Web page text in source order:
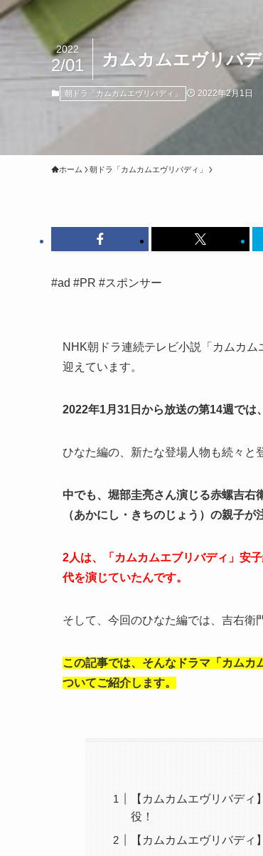
カムカムエヴリバ
2022
2/01
朝ドラ「カムカムエヴリバディ」 2022年2月1日
ホーム 朝ドラ「カムカムエヴリバディ」
#ad #PR #スポンサー
NHK朝ドラ連続テレビ小説「カムカ
迎えています。
2022年1月31日から放送の第14週では
ひなた編の、新たな登場人物も続々と
中でも、堀部圭亮さん演じる赤螺吉右
（あかにし・きちのじょう）の親子が
2人は、「カムカムエブリバディ」安
代を演じていたんです。
そして、今回のひなた編では、吉右衛
この記事では、そんなドラマ「カム
ついてご紹介します。
【カムカムエヴリバデ
役！
【カムカムエヴリバデ